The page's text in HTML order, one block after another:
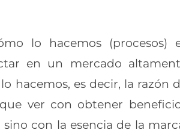
lo hacemos (procesos)
en un mercado
hacemos, es decir, la razón
ver con obtener
con la esencia de la